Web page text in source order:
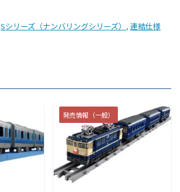
Sシリーズ（ナンバリングシリーズ） , 連結仕様
発売情報（一般）